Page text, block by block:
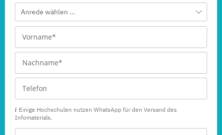
Anrede wählen ...
Einige Hochschulen nutzen WhatsApp für den Versand des
Infomaterials.